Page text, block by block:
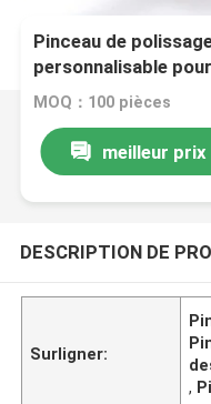
Pinceau de
personnalisable
l'intérieur des trous
MOQ：100 pièces
meilleur prix
DESCRIPTION DE
Surligner:
,